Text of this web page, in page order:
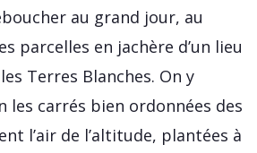
au grand jour, au
parcelles en jachère d’un lieu
Terres Blanches. On y
les carrés bien ordonnées des
l’air de l’altitude, plantées à